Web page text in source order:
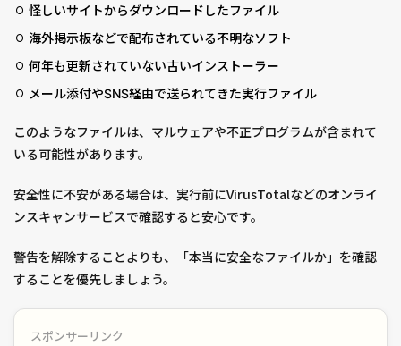
怪しいサイトからダウンロードしたファイル
海外掲示板などで配布されている不明なソフト
何年も更新されていない古いインストーラー
メール添付やSNS経由で送られてきた実行ファイル
このようなファイルは、マルウェアや不正プログラムが含まれて
いる可能性があります。
安全性に不安がある場合は、実行前にVirusTotalなどのオンライ
ンスキャンサービスで確認すると安心です。
警告を解除することよりも、「本当に安全なファイルか」を確認
することを優先しましょう。
スポンサーリンク